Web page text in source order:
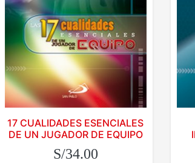
17 CUALIDADES ESENCIALES
DE UN JUGADOR DE EQUIPO
S/34.00